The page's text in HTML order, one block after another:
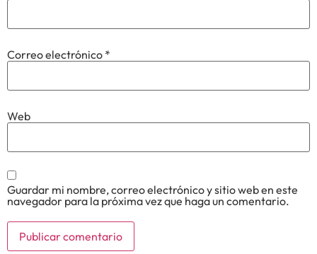
Correo electrónico *
Web
Guardar mi nombre, correo electrónico y sitio web en este
navegador para la próxima vez que haga un comentario.